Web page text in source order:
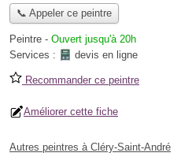
📞 Appeler ce peintre
Peintre - Ouvert jusqu'à 20h
Services :
devis en ligne
Recommander ce peintre
Améliorer cette fiche
Autres peintres à Cléry-Saint-André